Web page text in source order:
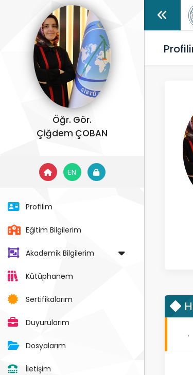
Öğr. Gör.
Çiğdem ÇOBAN
EN
Profilim
Eğitim Bilgilerim
Akademik Bilgilerim
Kütüphanem
Sertifikalarım
Duyurularım
Dosyalarım
İletişim
.